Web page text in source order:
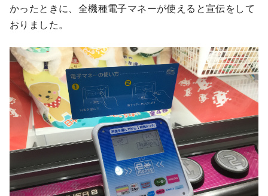
かったときに、全機種電子マネーが使えると宣伝をして
おりました。